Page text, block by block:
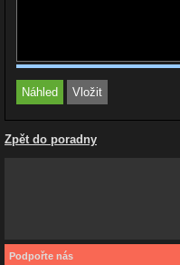
Zpět do poradny
Podpořte nás